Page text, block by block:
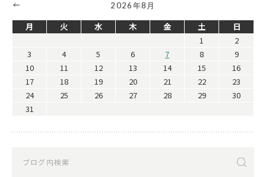
2026年8月
月 火 水 木 金 土
日
1
2
3
4 5 6 7 8
9
10
11 12 13 14 15
16
17
18 19 20 21 22
23
24
25 26 27 28 29
30
31